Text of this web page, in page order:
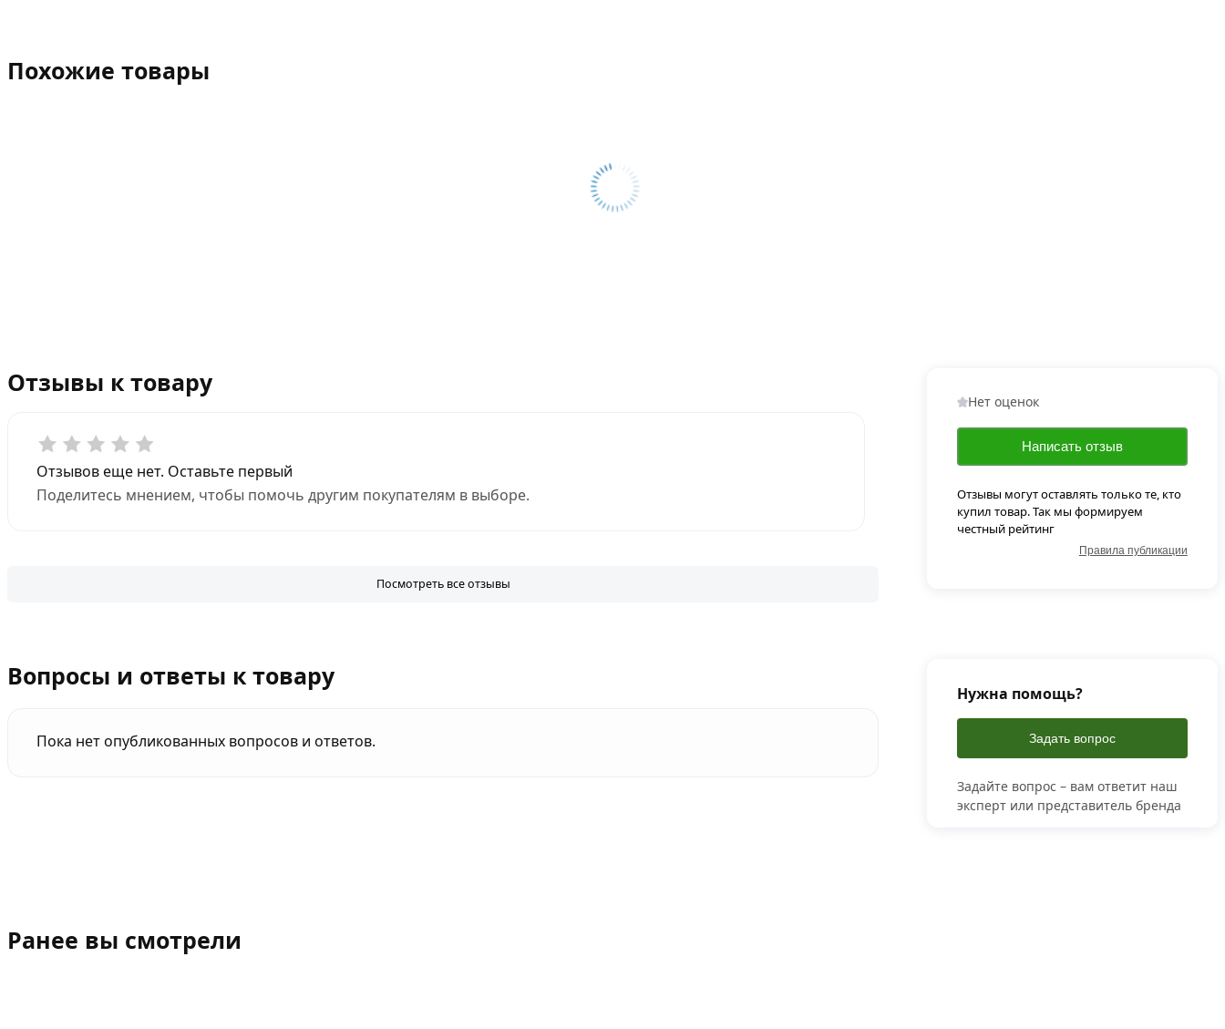
Похожие товары
Отзывы к товару
Отзывов еще нет. Оставьте первый
Поделитесь мнением, чтобы помочь другим покупателям в выборе.
Посмотреть все отзывы
Нет оценок
Написать отзыв
Отзывы могут оставлять только те, кто
купил товар. Так мы формируем
честный рейтинг
Правила публикации
Вопросы и ответы к товару
Пока нет опубликованных вопросов и ответов.
Нужна помощь?
Задать вопрос
Задайте вопрос – вам ответит наш
эксперт или представитель бренда
Ранее вы смотрели